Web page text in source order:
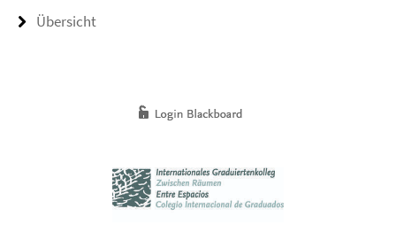
Übersicht